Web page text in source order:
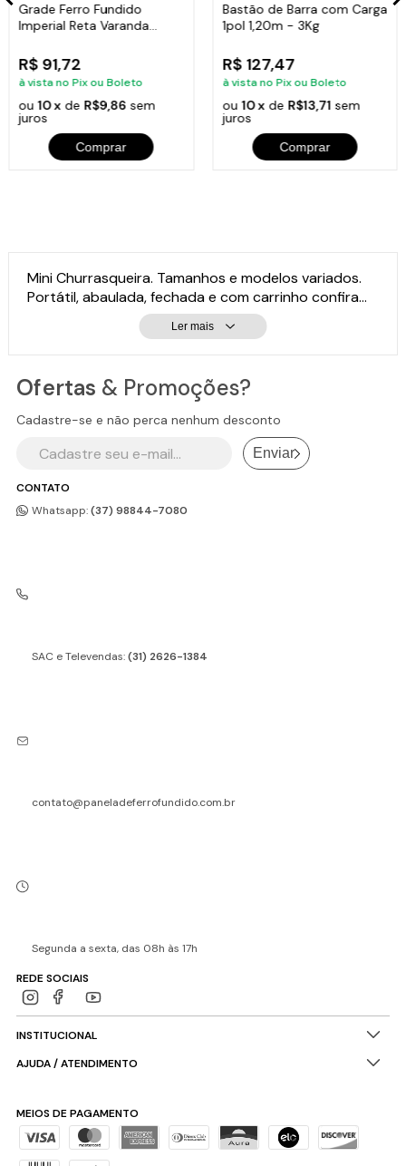
Grade Ferro Fundido
Imperial Reta Varanda
R$ 91,72
à vista no Pix ou Boleto
ou10 x de R$9,86 sem
juros
Comprar
Bastão de Barra com Carga
1pol 1,20m - 3Kg
R$ 127,47
à vista no Pix ou Boleto
ou 10 x de R$13,71 sem
juros
Comprar
Mini Churrasqueira. Tamanhos e modelos variados.
Portátil, abaulada, fechada e com carrinho confira...
Ler mais
CONTATO
Whatsapp:(37) 98844-7080
SAC e Televendas:(31) 2626-1384
contato@paneladeferrofundido.com.br
Segunda a sexta, das 08h às 17h
REDE SOCIAIS
INSTITUCIONAL
AJUDA / ATENDIMENTO
Ofertas & Promoções?
Cadastre-se e não perca nenhum desconto
Enviar
MEIOS DE PAGAMENTO